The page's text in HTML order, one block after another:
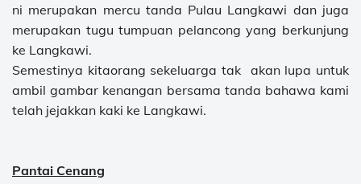
ni merupakan mercu tanda Pulau Langkawi dan juga
merupakan tugu tumpuan pelancong yang berkunjung
ke Langkawi.
Semestinya kitaorang sekeluarga tak akan lupa untuk
ambil gambar kenangan bersama tanda bahawa kami
telah jejakkan kaki ke Langkawi.
Pantai Cenang